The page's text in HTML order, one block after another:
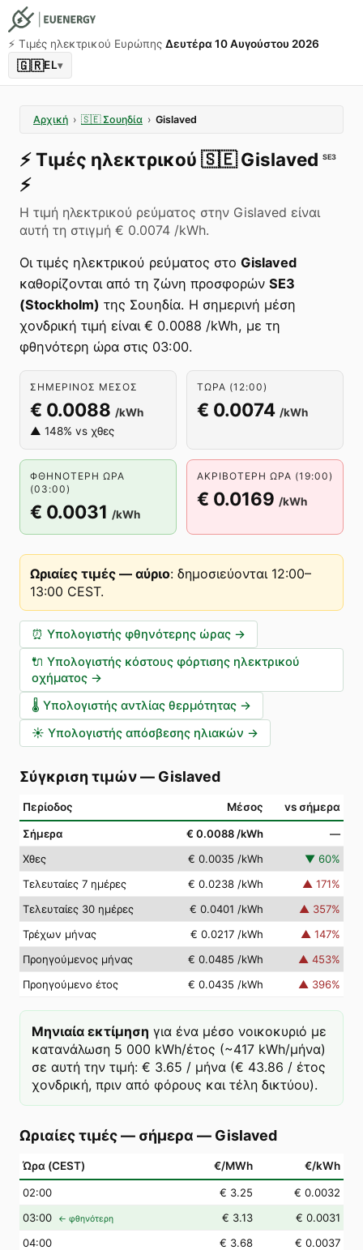
⚡️ Τιμές ηλεκτρικού Ευρώπης Δευτέρα 10 Αυγούστου 2026
🇬🇷EL▾
Αρχική › 🇸🇪 Σουηδία › Gislaved
⚡️Τιμές ηλεκτρικού 🇸🇪 Gislaved SE3
⚡️
Η τιμή ηλεκτρικού ρεύματος στην Gislaved είναι
αυτή τη στιγμή € 0.0074 /kWh.
Οι τιμές ηλεκτρικού ρεύματος στο Gislaved
καθορίζονται από τη ζώνη προσφορών SE3
(Stockholm) της Σουηδία. Η σημερινή μέση
χονδρική τιμή είναι € 0.0088 /kWh, με τη
φθηνότερη ώρα στις 03:00.
ΣΗΜΕΡΙΝΌΣ ΜΈΣΟΣ
€ 0.0088 /kWh
▲ 148% vs χθες
ΤΏΡΑ (12:00)
€ 0.0074 /kWh
ΦΘΗΝΌΤΕΡΗ ΏΡΑ
(03:00)
€ 0.0031 /kWh
ΑΚΡΙΒΌΤΕΡΗ ΏΡΑ (19:00)
€ 0.0169 /kWh
Ωριαίες τιμές — αύριο: δημοσιεύονται 12:00–
13:00 CEST.
⏰ Υπολογιστής φθηνότερης ώρας →
🔌 Υπολογιστής κόστους φόρτισης ηλεκτρικού
οχήματος →
🌡️ Υπολογιστής αντλίας θερμότητας →
☀️ Υπολογιστής απόσβεσης ηλιακών →
Σύγκριση τιμών— Gislaved
Περίοδος Μέσος vs σήμερα
Σήμερα € 0.0088 /kWh
—
Χθες
€ 0.0035 /kWh ▼ 60%
Τελευταίες 7 ημέρες
€ 0.0238 /kWh ▲ 171%
Τελευταίες 30 ημέρες
€ 0.0401 /kWh ▲ 357%
Τρέχων μήνας
€ 0.0217 /kWh ▲ 147%
Προηγούμενος μήνας
€ 0.0485 /kWh ▲ 453%
Προηγούμενο έτος
€ 0.0435 /kWh ▲ 396%
Μηνιαία εκτίμηση για ένα μέσο νοικοκυριό με
κατανάλωση 5 000 kWh/έτος (~417 kWh/μήνα)
σε αυτή την τιμή: € 3.65 / μήνα (€ 43.86 / έτος
χονδρική, πριν από φόρους και τέλη δικτύου).
Ωριαίες τιμές — σήμερα — Gislaved
Ώρα (CEST) €/MWh €/kWh
02:00 € 3.25
€ 0.0032
03:00 ← φθηνότερη € 3.13
€ 0.0031
04:00 € 3.68
€ 0.0037